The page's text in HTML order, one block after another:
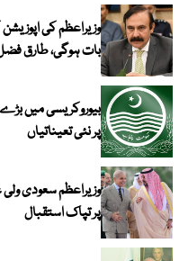
وزیراعظم کی
بات ہوگی، طارق
بیوروکریسی میں بڑے
پر نئی تعیناتیاں
وزیراعظم سعودی
پر تپاک استقبال